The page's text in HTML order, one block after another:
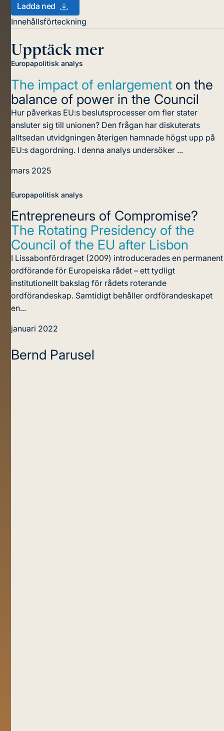
Ladda ned
Innehållsförteckning
Upptäck mer
Europapolitisk analys
The impact of enlargement on the
balance of power in the Council
Hur påverkas EU:s beslutsprocesser om fler stater
ansluter sig till unionen? Den frågan har diskuterats
alltsedan utvidgningen återigen hamnade högst upp på
EU:s dagordning. I denna analys undersöker ...
mars 2025
Europapolitisk analys
Entrepreneurs of Compromise?
The Rotating Presidency of the
Council of the EU after Lisbon
I Lissabonfördraget (2009) introducerades en permanent
ordförande för Europeiska rådet – ett tydligt
institutionellt bakslag för rådets roterande
ordförandeskap. Samtidigt behåller ordförandeskapet
en...
januari 2022
Bernd Parusel